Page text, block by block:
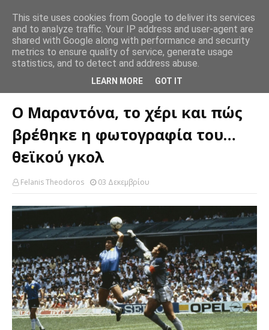
Ο Μαραντόνα, το χέρι και πώς βρέθηκε η
φωτογραφία του… θεϊκού γκολ
Ο Μαραντόνα, το χέρι και πώς
βρέθηκε η φωτογραφία του…
θεϊκού γκολ
Felanis Theodoros 03 Δεκεμβρίου
This site uses cookies from Google to deliver its services
and to analyze traffic. Your IP address and user-agent are
shared with Google along with performance and security
metrics to ensure quality of service, generate usage
statistics, and to detect and address abuse.
LEARN MORE GOT IT